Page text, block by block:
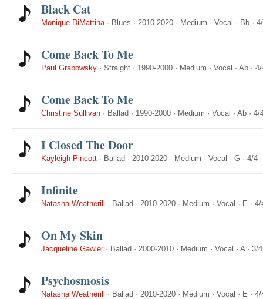
Black Cat
Monique DiMattina· Blues · 2010-2020 · Medium · Vocal · Bb ·
Come Back To Me
Paul Grabowsky · Straight · 1990-2000 · Medium · Vocal · Ab · 4/
Come Back To Me
Christine Sullivan · Ballad · 1990-2000 · Medium · Vocal · Ab · 4/
I Closed The Door
Kayleigh Pincott · Ballad · 2010-2020 · Medium · Vocal · G · 4/4
Infinite
Natasha Weatherill · Ballad · 2010-2020 · Medium · Vocal · E · 4/
On My Skin
Jacqueline Gawler· Ballad · 2000-2010 · Medium · Vocal · A· 3/4
Psychosmosis
Natasha Weatherill · Ballad · 2010-2020 · Medium · Vocal · E · 4/